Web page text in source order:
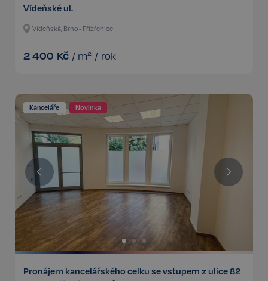
Vídeňské ul.
Vídeňská, Brno - Přízřenice
2 400 Kč / m² / rok
Kanceláře Novinka
Pronájem kancelářského celku se vstupem z ulice 82